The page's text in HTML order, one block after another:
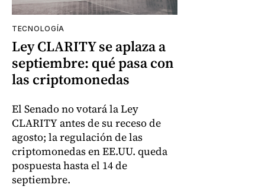
TECNOLOGÍA
Ley CLARITY se aplaza a
septiembre: qué pasa con
las criptomonedas
El Senado no votará la Ley
CLARITY antes de su receso de
agosto; la regulación de las
criptomonedas en EE.UU. queda
pospuesta hasta el 14 de
septiembre.